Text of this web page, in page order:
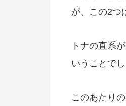
が、この2つ
トナの直系
いうことでし
このあたり